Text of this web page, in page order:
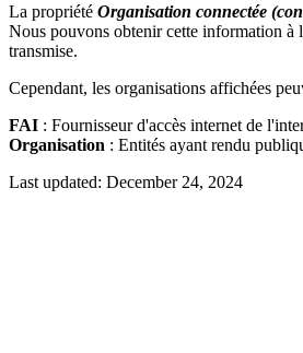
La propriété Organisation connectée
Nous pouvons obtenir cette information à
transmise.
Cependant, les organisations affichées
FAI : Fournisseur d'accès internet de
Organisation : Entités ayant rendu
Last updated: December 24, 2024